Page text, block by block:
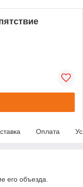
Оплата
его объезда.